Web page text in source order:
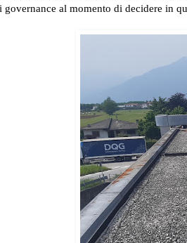
al momento di decidere in